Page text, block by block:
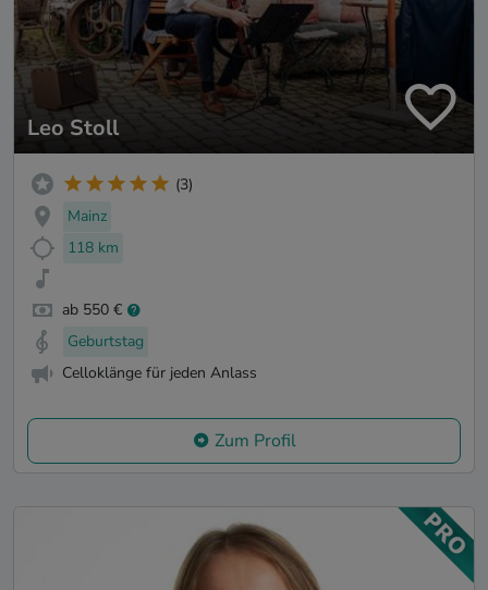
Leo Stoll
(3)
Mainz
118 km
ab 550 €
Geburtstag
Celloklänge für jeden Anlass
Zum Profil